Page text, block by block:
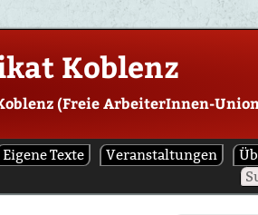
Koblenz
(Freie ArbeiterInnen-
Eigene Texte Veranstaltungen